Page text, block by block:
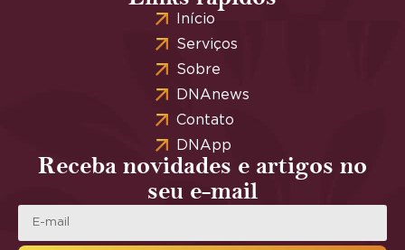
Início
Serviços
Sobre
DNAnews
Contato
DNApp
Receba novidades e artigos no
seu e-mail